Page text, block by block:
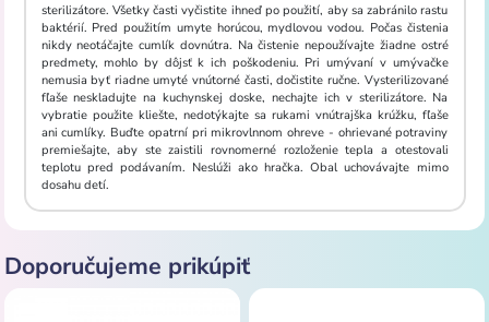
sterilizátore. Všetky časti vyčistite ihneď po použití, aby sa zabránilo rastu
baktérií. Pred použitím umyte horúcou, mydlovou vodou. Počas čistenia
nikdy neotáčajte cumlík dovnútra. Na čistenie nepoužívajte žiadne ostré
predmety, mohlo by dôjsť k ich poškodeniu. Pri umývaní v umývačke
nemusia byť riadne umyté vnútorné časti, dočistite ručne. Vysterilizované
fľaše neskladujte na kuchynskej doske, nechajte ich v sterilizátore. Na
vybratie použite kliešte, nedotýkajte sa rukami vnútrajška krúžku, fľaše
ani cumlíky. Buďte opatrní pri mikrovlnnom ohreve - ohrievané potraviny
premiešajte, aby ste zaistili rovnomerné rozloženie tepla a otestovali
teplotu pred podávaním. Neslúži ako hračka. Obal uchovávajte mimo
dosahu detí.
Doporučujeme prikúpiť